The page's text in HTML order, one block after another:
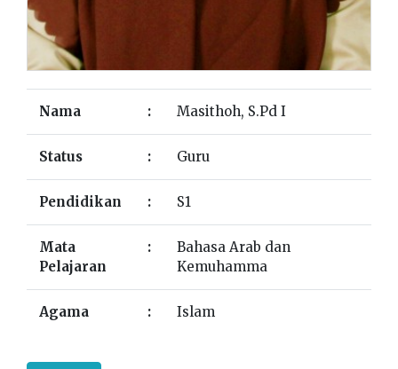
Nama : Masithoh, S.Pd I
Status : Guru
Pendidikan : S1
Mata
Pelajaran
:
Bahasa Arab dan
Kemuhamma
Agama : Islam